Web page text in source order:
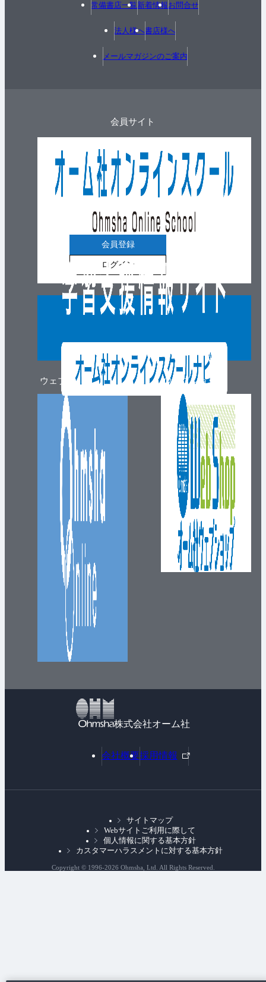
常備書店一覧新着情報お問合せ
法人様へ書店様へ
メールマガジンのご案内
ウェブマガジン
会員サイト
会員登録
ログイン
ウェブショップ
株式会社オーム社
会社概要採用情報
外
部
ン
サイトマップ
Webサイトご利用に際して
個人情報に関する基本方針
カスタマーハラスメントに対する基本方針
Copyright © 1996-2026 Ohmsha, Ltd. All Rights Reserved.